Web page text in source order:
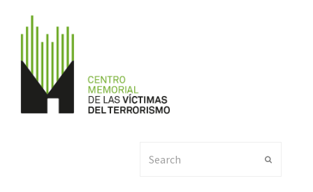
Submit